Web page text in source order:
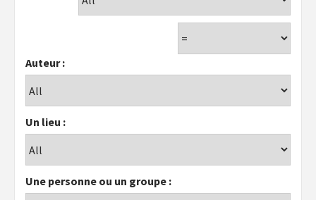
Auteur :
Un lieu :
Une personne ou un groupe :